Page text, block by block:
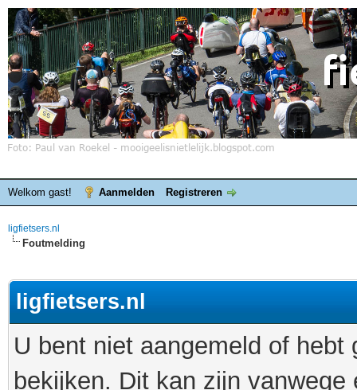
Welkom gast! Aanmelden Registreren
ligfietsers.nl
Foutmelding
ligfietsers.nl
U bent niet aangemeld of
bekijken. Dit kan zijn